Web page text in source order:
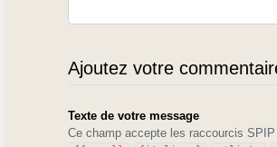
Ajoutez votre
Texte de votre message
Ce champ accepte les raccourcis SPIP